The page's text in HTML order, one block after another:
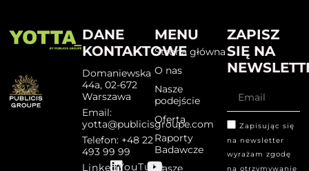
DANE
KONTAKTOWE
Domaniewska
44a, 02-672
Warszawa
Email:
yotta@publicisgroupe.com
Telefon: +48 22
493 99 99
LinkedYouTube
MENU
Strona główna
O nas
Nasze
podejście
Oferta
Raporty
Badawcze
Nasze
ZAPISZ
SIĘ NA
Zapisując się
na newsletter
wyrażam zgodę
na otrzymywanie